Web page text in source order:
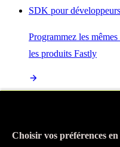
SDK pour développeurs
Programmez les
les produits Fastly
sur des normes
Choisir vos préférences